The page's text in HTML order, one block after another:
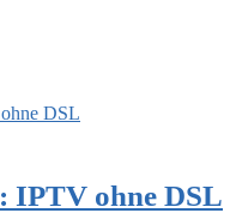
IPTV ohne DSL